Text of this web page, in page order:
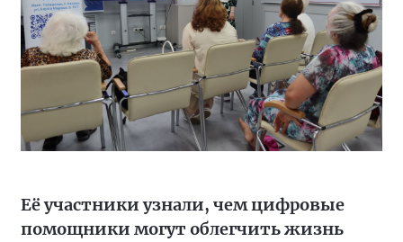
Её участники узнали, чем цифровые
помощники могут облегчить жизнь